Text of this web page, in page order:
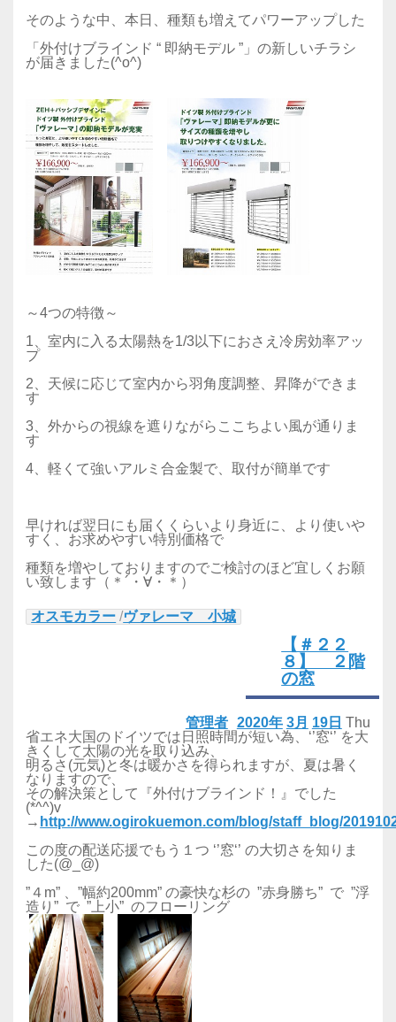
そのような中、本日、種類も増えてパワーアップした
「外付けブラインド “ 即納モデル ”」の新しいチラシ
が届きました(^o^)
～4つの特徴～
1、室内に入る太陽熱を1/3以下におさえ冷房効率アッ
プ
2、天候に応じて室内から羽角度調整、昇降ができま
す
3、外からの視線を遮りながらここちよい風が通りま
す
4、軽くて強いアルミ合金製で、取付が簡単です
早ければ翌日にも届くくらいより身近に、より使いや
すく、お求めやすい特別価格で
種類を増やしておりますのでご検討のほど宜しくお願
い致します（＊´・∀・＊）
オスモカラー /ヴァレーマ 小城
【＃２２
８】 ２階
の窓
2020年 3月 19日 Thu
管理者
省エネ大国のドイツでは日照時間が短い為、‘’窓‘’ を大
きくして太陽の光を取り込み、
明るさ(元気)と冬は暖かさを得られますが、夏は暑く
なりますので、
その解決策として『外付けブラインド！』でした
(*^^)v
→ http://www.ogirokuemon.com/blog/staff_blog/
この度の配送応援でもう１つ ‘’窓‘’ の大切さを知りま
した(@_@)
”４m” 、”幅約200mm” の豪快な杉の ”赤身勝ち” で ”浮
造り” で ”上小” のフローリング